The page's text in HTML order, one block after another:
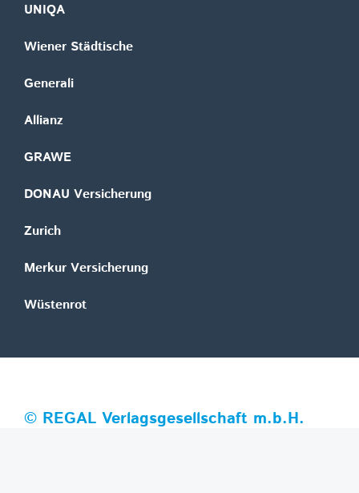
UNIQA
Wiener Städtische
Generali
Allianz
GRAWE
DONAU Versicherung
Zurich
Merkur Versicherung
Wüstenrot
© REGAL Verlagsgesellschaft m.b.H.